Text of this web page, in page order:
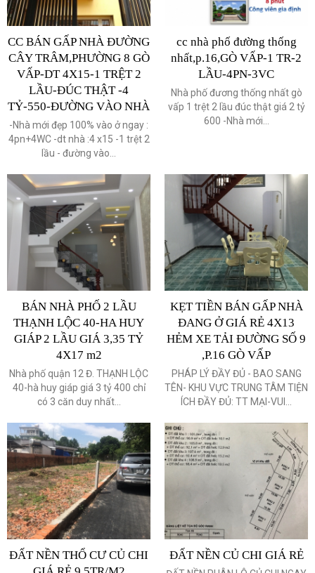
CC BÁN GẤP NHÀ ĐƯỜNG
CÂY TRÂM,PHƯỜNG 8 GÒ
VẤP-DT 4X15-1 TRỆT 2
LẦU-ĐÚC THẬT -4
TỶ-550-ĐƯỜNG VÀO NHÀ
-Nhà mới đẹp 100% vào ở ngay :
4pn+4WC -dt nhà :4 x15 -1 trệt 2
lầu - đường vào...
cc nhà phố đường thống
nhất,p.16,GÒ VẤP-1 TR-2
LẦU-4PN-3VC
Nhà phố đương thống nhất gò
vấp 1 trệt 2 lầu đúc thật giá 2 tỷ
600 -Nhà mới...
BÁN NHÀ PHỐ 2 LẦU
THẠNH LỘC 40-HA HUY
GIÁP 2 LẦU GIÁ 3,35 TỶ
4X17 m2
Nhà phố quận 12 Đ. THẠNH LỘC
40-hà huy giáp giá 3 tỷ 400 chỉ
có 3 căn duy nhất...
KẸT TIỀN BÁN GẤP NHÀ
ĐANG Ở GIÁ RẺ 4X13
HẺM XE TẢI ĐƯỜNG SỐ 9
,P.16 GÒ VẤP
PHÁP LÝ ĐẦY ĐỦ - BAO SANG
TÊN- KHU VỰC TRUNG TÂM TIỆN
ÍCH ĐẦY ĐỦ: TT MẠI-VUI...
ĐẤT NỀN THỔ CƯ CỦ CHI
ĐẤT NỀN CỦ CHI GIÁ RẺ